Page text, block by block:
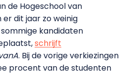
de Hogeschool van
dit jaar zo weinig
kandidaten
schrijft
. Bij de vorige verkiezingen
procent van de studenten